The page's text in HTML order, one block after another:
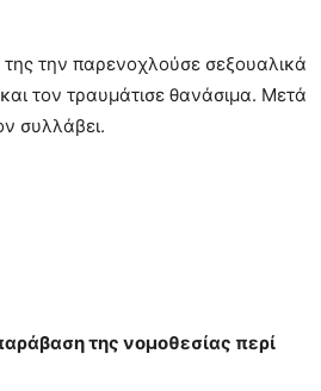
την παρενοχλούσε σεξουαλικά
τον τραυμάτισε θανάσιμα. Μετά
συλλάβει.
της νομοθεσίας περί